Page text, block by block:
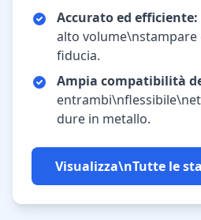
Accurato ed efficiente:
alto volume\nstampare
fiducia.
Ampia compatibilità
dure in metallo.
Visualizza\nTutte le